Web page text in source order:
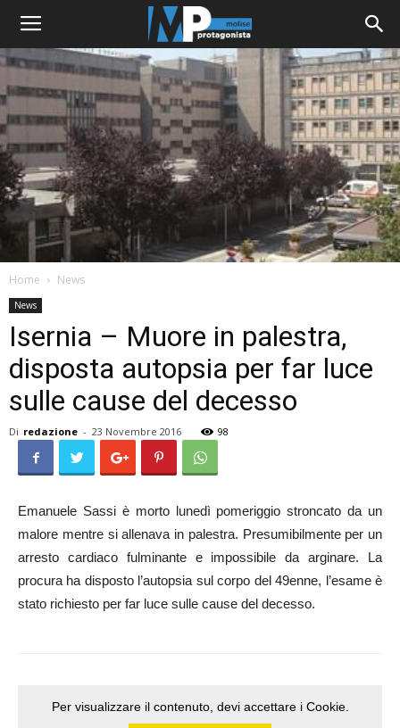
Home News
News
Isernia – Muore in palestra,
disposta autopsia per far luce
sulle cause del decesso
Di redazione - 23 Novembre 2016 98
Emanuele Sassi è morto lunedì pomeriggio stroncato da un
malore mentre si allenava in palestra. Presumibilmente per un
arresto cardiaco fulminante e impossibile da arginare. La
procura ha disposto l’autopsia sul corpo del 49enne, l’esame è
stato richiesto per far luce sulle cause del decesso.
Per visualizzare il contenuto, devi accettare i Cookie.